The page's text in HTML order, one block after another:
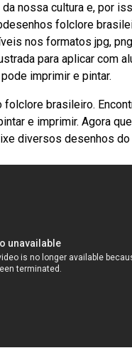
nossa cultura e, por
folclore
nos formatos jpg,
para aplicar com
imprimir e pintar.
brasileiro.
e imprimir. Agora
diversos desenhos